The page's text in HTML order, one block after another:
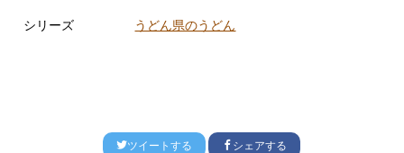
シリーズ うどん県のうどん
ツイートする シェアする